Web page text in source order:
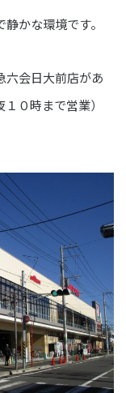
かな環境です。
六会日大前店があ
０時まで営業）